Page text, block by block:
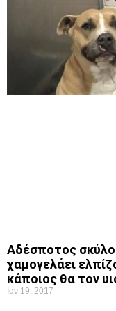
Αδέσποτος
χαμογελάει
κάποιος θα τον
Ιαν 19, 2017